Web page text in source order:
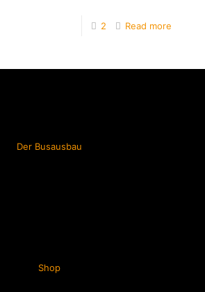
2 Read more
Der Busausbau
Shop